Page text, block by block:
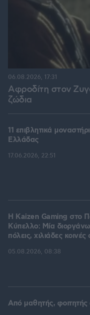
Αφροδίτη στον
ζώδια
06.08.2026, 17:31
11 επιβλητικά
Ελλάδας
17.06.2026, 22:51
H Kaizen Gaming στο
Kύπελλο: Μία
πόλεις, χιλιάδες κοινές
05.08.2026, 08:38
Από μαθητής,